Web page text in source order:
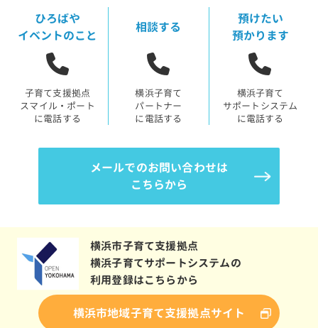
ひろばや
イベントのこと
子育て支援拠点
スマイル・ポート
に電話する
相談する
横浜子育て
パートナー
に電話する
預けたい
預かります
横浜子育て
サポートシステム
に電話する
メールでのお問い合わせは
こちらから
横浜市子育て支援拠点
横浜子育てサポートシステムの
利用登録はこちらから
横浜市地域子育て支援拠点サイト